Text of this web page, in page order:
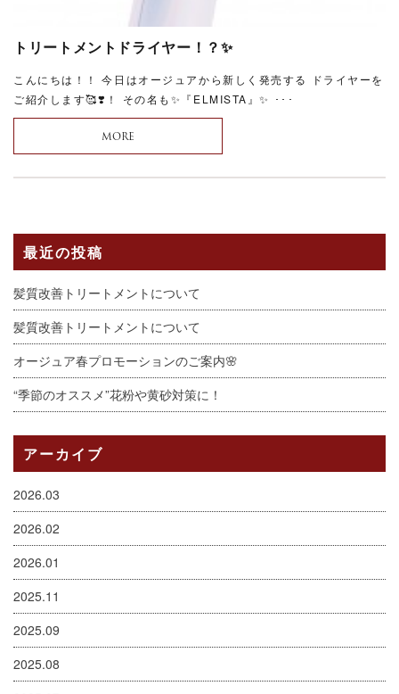
トリートメントドライヤー！？✨
こんにちは！！ 今日はオージュアから新しく発売する ドライヤーを
ご紹介します🥰❣️！ その名も✨『ELMISTA』✨ ･･･
MORE
最近の投稿
髪質改善トリートメントについて
髪質改善トリートメントについて
オージュア春プロモーションのご案内🌸
“季節のオススメ”花粉や黄砂対策に！
アーカイブ
2026.03
2026.02
2026.01
2025.11
2025.09
2025.08